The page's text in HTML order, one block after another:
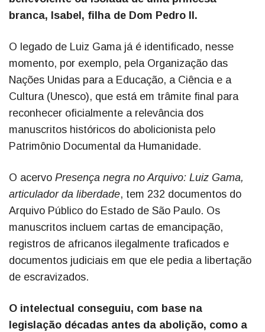
branca, Isabel, filha de Dom Pedro II.
O legado de Luiz Gama já é identificado, nesse
momento, por exemplo, pela Organização das
Nações Unidas para a Educação, a Ciência e a
Cultura (Unesco), que está em trâmite final para
reconhecer oficialmente a relevância dos
manuscritos históricos do abolicionista pelo
Patrimônio Documental da Humanidade.
O acervo Presença negra no Arquivo: Luiz Gama,
articulador da liberdade, tem 232 documentos do
Arquivo Público do Estado de São Paulo. Os
manuscritos incluem cartas de emancipação,
registros de africanos ilegalmente traficados e
documentos judiciais em que ele pedia a libertação
de escravizados.
O intelectual conseguiu, com base na
legislação décadas antes da abolição, como a